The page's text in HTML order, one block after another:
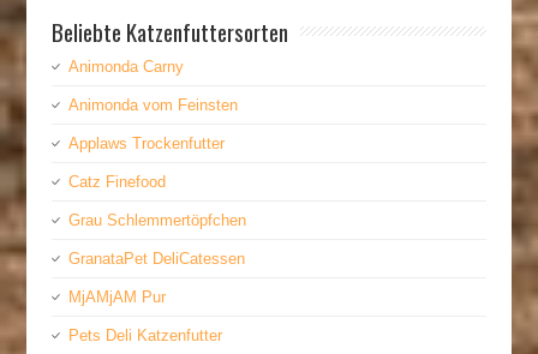
Beliebte Katzenfuttersorten
Animonda Carny
Animonda vom Feinsten
Applaws Trockenfutter
Catz Finefood
Grau Schlemmertöpfchen
GranataPet DeliCatessen
MjAMjAM Pur
Pets Deli Katzenfutter